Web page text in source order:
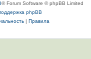
® Forum Software © phpBB Limited
phpBB
| Правила